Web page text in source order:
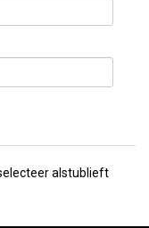
alstublieft